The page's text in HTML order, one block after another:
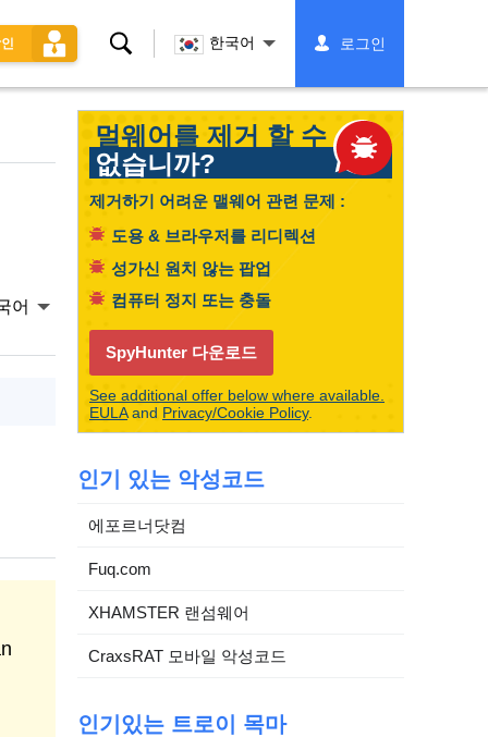
찾
한국어 로그인
어
멀웨어를 제거 할 수
없습니까?
제거하기 어려운 맬웨어 관련 문제 :
도용 & 브라우저를 리디렉션
성가신 원치 않는 팝업
컴퓨터 정지 또는 충돌
SpyHunter 다운로드
See additional offer below where available.
EULAand Privacy/Cookie Policy.
인기 있는 악성코드
에포르너닷컴
Fuq.com
XHAMSTER 랜섬웨어
CraxsRAT 모바일 악성코드
인기있는 트로이 목마